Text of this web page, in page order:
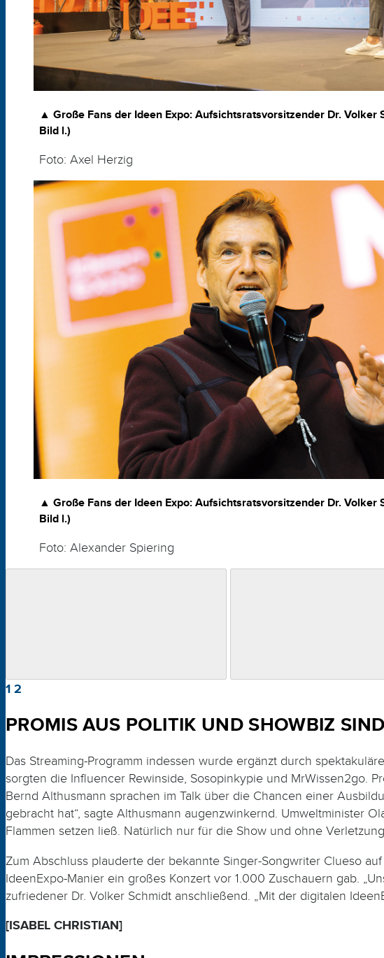
▲ Große Fans der Ideen Expo:Aufsichtsratsvorsitzender Dr. Volker
Bild l.)
Foto: Axel Herzig
▲ Große Fans der Ideen Expo:Aufsichtsratsvorsitzender Dr. Volker
Bild l.)
Foto: Alexander Spiering
12
PROMIS AUS POLITIK UND SHOWBIZ
Das Streaming-Programm indessen wurde ergänzt durch
sorgten die Influencer Rewinside, Sosopinkypie und MrWissen2go.
Bernd Althusmann sprachen im Talk über die Chancen einer
gebracht hat“, sagte Althusmann augenzwinkernd. Umweltminister
Flammen setzen ließ. Natürlich nur für die Show und ohne
Zum Abschluss plauderte der bekannte Singer-Songwriter Clueso
IdeenExpo-Manier ein großes Konzert vor 1.000 Zuschauern gab.
zufriedener Dr. Volker Schmidt anschließend. „Mit der digitalen
[ISABEL CHRISTIAN]